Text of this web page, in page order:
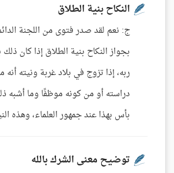
النكاح بنية الطلاق
ج: نعم لقد صدر فتوى من اللجنة
بجواز النكاح بنية الطلاق إذا كان
ربه، إذا تزوج في بلاد غربة ونيته
دراسته أو من كونه موظفًا وما أشبه
بأس بهذا عند جمهور العلماء، وهذه
توضيح معنى الشرك بالله